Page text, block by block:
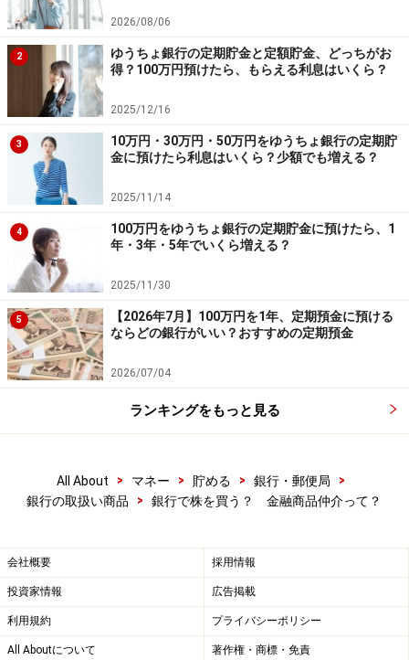
2026/08/06
2
ゆうちょ銀行の定期貯金と定額貯金、どっちがお
得？100万円預けたら、もらえる利息はいくら？
2025/12/16
3
10万円・30万円・50万円をゆうちょ銀行の定期貯
金に預けたら利息はいくら？少額でも増える？
2025/11/14
4
100万円をゆうちょ銀行の定期貯金に預けたら、1
年・3年・5年でいくら増える？
2025/11/30
5
【2026年7月】100万円を1年、定期預金に預ける
ならどの銀行がいい？おすすめの定期預金
2026/07/04
ランキングをもっと見る
All About > マネー > 貯める > 銀行・郵便局
>
銀行の取扱い商品
> 銀行で株を買う？ 金融商品仲介って？
会社概要 採用情報
投資家情報 広告掲載
利用規約 プライバシーポリシー
All Aboutについて 著作権・商標・免責